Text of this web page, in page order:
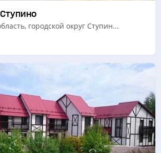
городской округ Ступин...